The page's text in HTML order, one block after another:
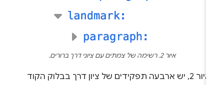
איור 2. רשימה של צמתים עם ציוני דרך ברורים.
באיור 2, יש ארבעה תפקידים של ציון דרך בבלוק הקוד